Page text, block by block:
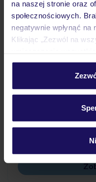
na naszej stronie oraz
społecznościowych.
negatywnie wpłynąć
Klikając „Zezwól na
personalizować swój
Szczegółowe
Atrakcje
Jak zmienić uczestników/
Czy w Hotelu będzie
Na jakiej podstawie i
pokładowe/bilety lotnicze?